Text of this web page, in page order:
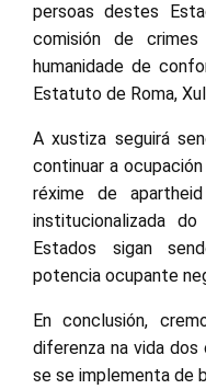
persoas destes
comisión de
humanidade de
Estatuto de Roma,
A xustiza seguirá
continuar a
réxime de
institucionalizada
Estados sigan
potencia ocupante
En conclusión,
diferenza na vida
se se implementa de